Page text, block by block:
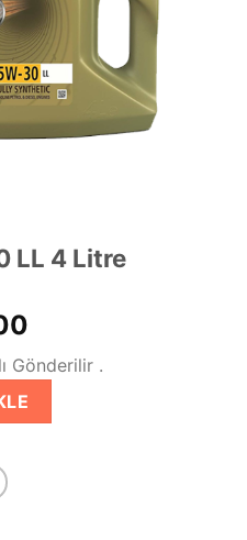
LL 4 Litre
andaki
fiyat:
Gönderilir .